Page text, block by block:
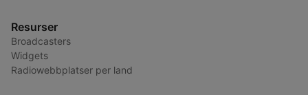
Resurser
Broadcasters
Widgets
Radiowebbplatser per land